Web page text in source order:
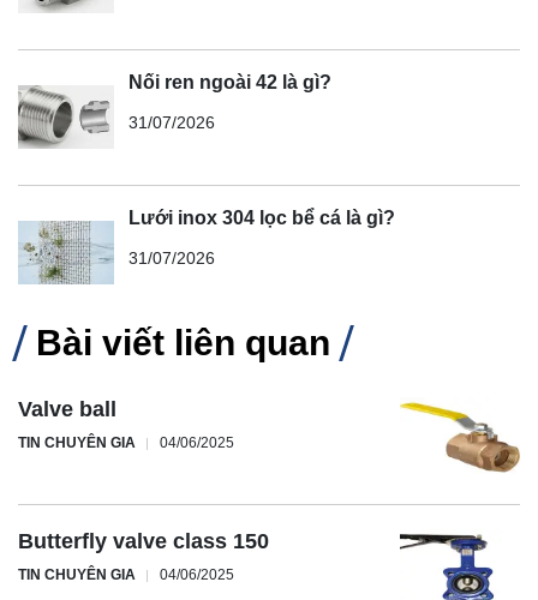
Nối ren ngoài 42 là gì?
31/07/2026
Lưới inox 304 lọc bể cá là gì?
31/07/2026
Bài viết liên quan
Valve ball
TIN CHUYÊN GIA 04/06/2025
Butterfly valve class 150
TIN CHUYÊN GIA 04/06/2025